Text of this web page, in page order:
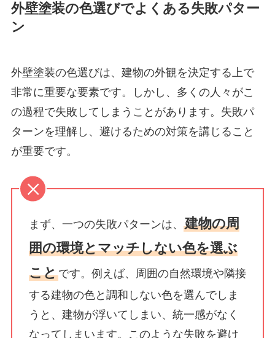
外壁塗装の色選びでよくある失敗パター
ン
外壁塗装の色選びは、建物の外観を決定する上で
非常に重要な要素です。しかし、多くの人々がこ
の過程で失敗してしまうことがあります。失敗パ
ターンを理解し、避けるための対策を講じること
が重要です。
まず、一つの失敗パターンは、 建物の周
囲の環境とマッチしない色を選ぶ
ことです。例えば、周囲の自然環境や隣接
する建物の色と調和しない色を選んでしま
うと、建物が浮いてしまい、統一感がなく
なってしまいます。このような失敗を避け